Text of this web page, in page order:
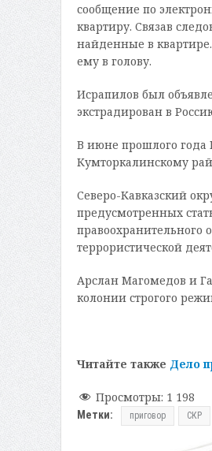
сообщение по
квартиру. Связав
найденные в
ему в голову.
Исрапилов был
экстрадирован в
В июне прошлого года
Кумторкалинскому
Северо-Кавказский
предусмотренных
правоохранительного
террористической
Арслан Магомедов и
колонии строгого
Читайте также Дело
Просмотры: 1 198
Метки: приговор СКР